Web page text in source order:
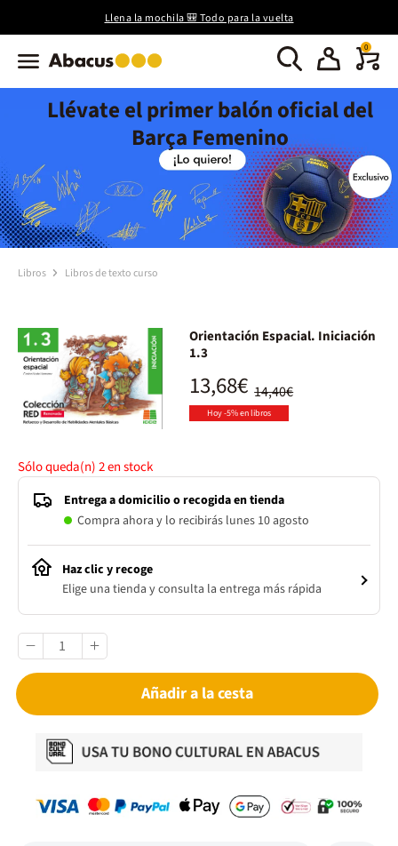
Llena la mochila 🎒 Todo para la vuelta
0
Llévate el primer balón oficial del
Barça Femenino
Libros Libros de texto curso
Orientación Espacial. Iniciación
1.3
14,40€
13,68€
Hoy -5% en libros
Sólo queda(n)2en stock
Entrega a domicilio o recogida en tienda
Compra ahora y lo recibirás lunes 10 agosto
Haz clic y recoge
Elige una tienda y consulta la entrega más rápida
Añadir a la cesta